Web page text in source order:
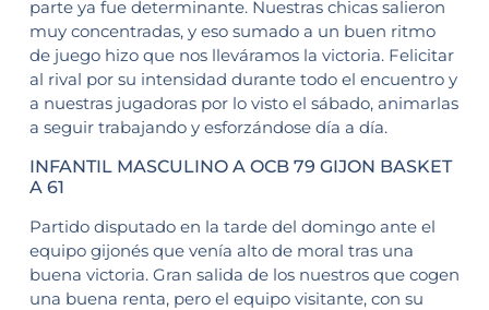
parte ya fue determinante. Nuestras chicas salieron
muy concentradas, y eso sumado a un buen ritmo
de juego hizo que nos lleváramos la victoria. Felicitar
al rival por su intensidad durante todo el encuentro y
a nuestras jugadoras por lo visto el sábado, animarlas
a seguir trabajando y esforzándose día a día.
INFANTIL MASCULINO A OCB 79 GIJON BASKET
A 61
Partido disputado en la tarde del domingo ante el
equipo gijonés que venía alto de moral tras una
buena victoria. Gran salida de los nuestros que cogen
una buena renta, pero el equipo visitante, con su